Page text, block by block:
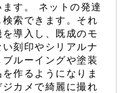
す。 ネットの発達
索できます。それ
導入し、既成のモ
刻印やシリアルナ
ルーイングや塗装
作るようになりま
カメで綺麗に撮れ